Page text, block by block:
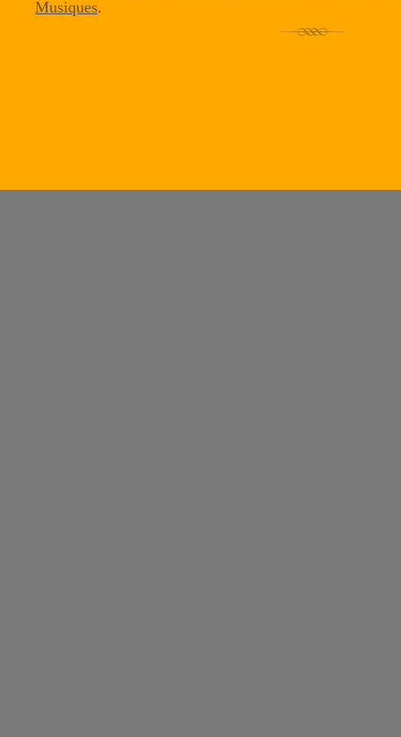
Musiques.